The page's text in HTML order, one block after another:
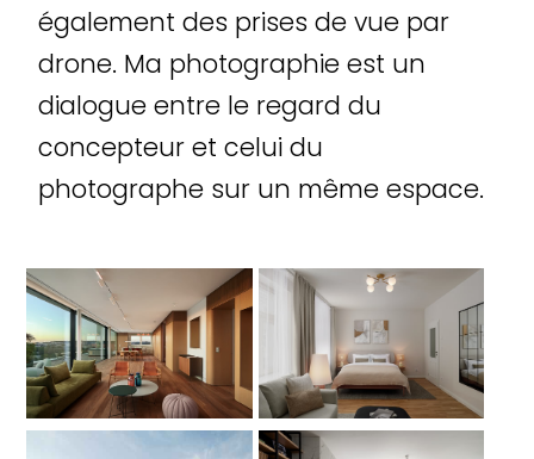
également des prises de vue par
drone. Ma photographie est un
dialogue entre le regard du
concepteur et celui du
photographe sur un même espace.